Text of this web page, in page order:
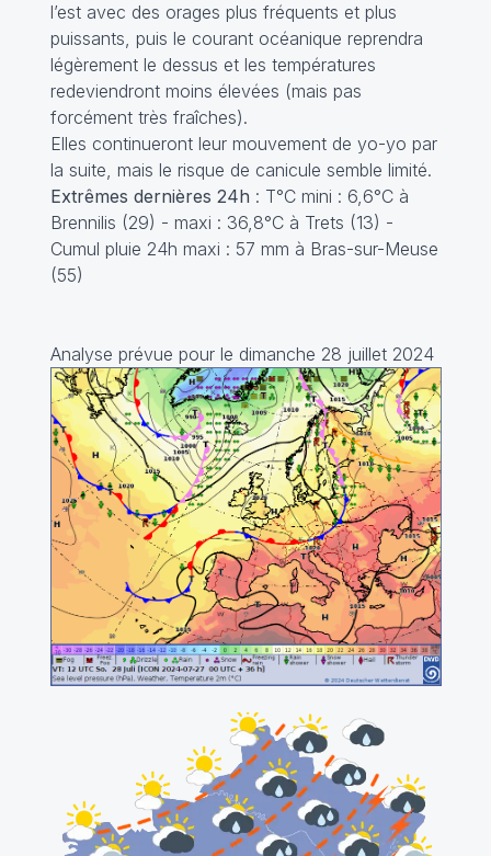
l’est avec des orages plus fréquents et plus
puissants, puis le courant océanique reprendra
légèrement le dessus et les températures
redeviendront moins élevées (mais pas
forcément très fraîches).
Elles continueront leur mouvement de yo-yo par
la suite, mais le risque de canicule semble limité.
Extrêmes dernières 24h : T°C mini : 6,6°C à
Brennilis (29) - maxi : 36,8°C à Trets (13) -
Cumul pluie 24h maxi : 57 mm à Bras-sur-Meuse
(55)
Analyse prévue pour le dimanche 28 juillet 2024